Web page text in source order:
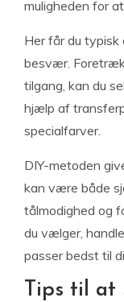
muligheden for
Her får du
besvær.
tilgang, kan du
hjælp af
specialfarver.
DIY-metoden
kan være både
tålmodighed og
du vælger,
passer bedst til
Tips til at